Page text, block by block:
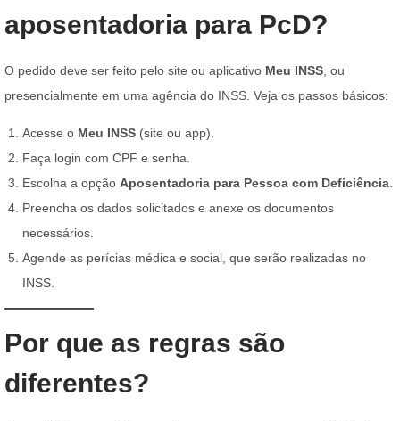
aposentadoria para PcD?
O pedido deve ser feito pelo site ou aplicativo Meu INSS , ou
presencialmente em uma agência do INSS. Veja os passos básicos:
Acesse o Meu INSS (site ou app).
Faça login com CPF e senha.
Escolha a opção Aposentadoria para Pessoa com Deficiência
Preencha os dados solicitados e anexe os documentos
necessários.
Agende as perícias médica e social, que serão realizadas no
INSS.
Por que as regras são
diferentes?